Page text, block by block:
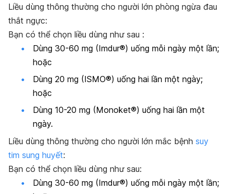
Liều dùng thông thường cho người lớn phòng ngừa đau
thắt ngực:
Bạn có thể chọn liều dùng như sau :
Dùng 30-60 mg (Imdur®) uống mỗi ngày một lần;
hoặc
Dùng 20 mg (ISMO®) uống hai lần một ngày;
hoặc
Dùng 10-20 mg (Monoket®) uống hai lần một
ngày.
Liều dùng thông thường cho người lớn mắc bệnh suy
tim sung huyết:
Bạn có thể chọn liều dùng như sau:
Dùng 30-60 mg (Imdur®) uống mỗi ngày một lần;